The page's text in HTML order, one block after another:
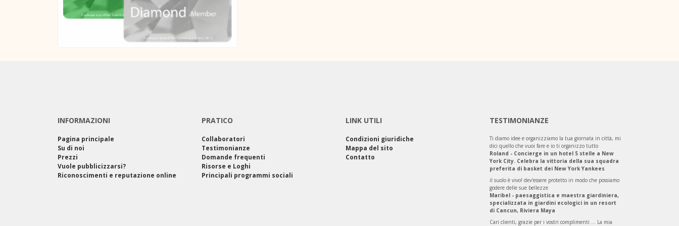
INFORMAZIONI
Pagina principale
Su di noi
Prezzi
Vuole pubblicizzarsi?
Riconoscimenti e reputazione online
PRATICO
Collaboratori
Testimonianze
Domande frequenti
Risorse e Loghi
Principali programmi sociali
LINK UTILI
Condizioni giuridiche
Mappa del sito
Contatto
TESTIMONIANZE
Ti diamo idee e organizziamo la tua giornata in città, mi
dici quello che vuoi fare e io ti organizzo tutto
Roland - Concierge in un hotel 5 stelle a New
York City. Celebra la vittoria della sua squadra
preferita di basket dei New York Yankees
il suolo è vivo! dev'essere protetto in modo che possiamo
godere delle sue bellezze
Maribel - paesaggistica e maestra giardiniera,
specializzata in giardini ecologici in un resort
di Cancun, Riviera Maya
Cari clienti, grazie per i vostri complimenti ... La mia